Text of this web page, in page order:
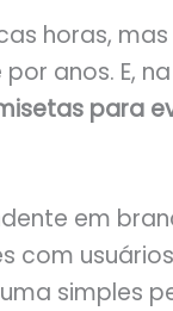
horas,
anos. E,
para
em
com
simples